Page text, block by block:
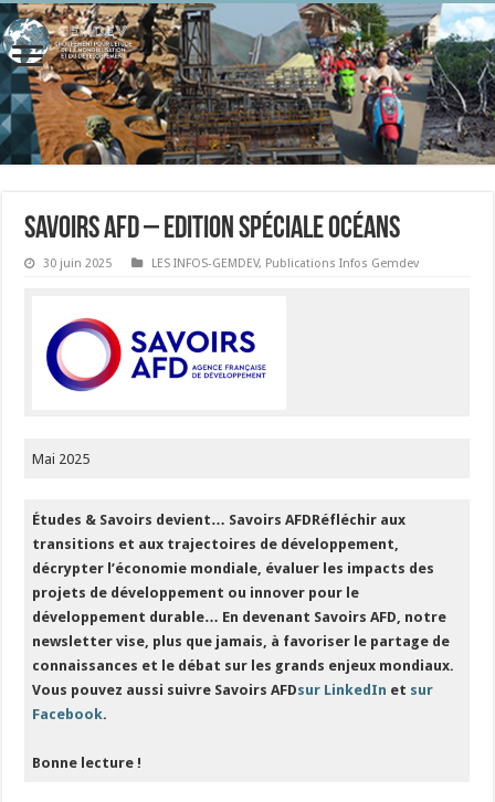
Savoirs AFD – Edition spéciale océans
30 juin 2025 LES INFOS-GEMDEV, Publications Infos Gemdev
Mai 2025
Études & Savoirs devient… Savoirs AFDRéfléchir aux
transitions et aux trajectoires de développement,
décrypter l’économie mondiale, évaluer les impacts des
projets de développement ou innover pour le
développement durable… En devenant Savoirs AFD, notre
newsletter vise, plus que jamais, à favoriser le partage de
connaissances et le débat sur les grands enjeux mondiaux.
Vous pouvez aussi suivre Savoirs AFDsur LinkedIn et sur
Facebook.
Bonne lecture !